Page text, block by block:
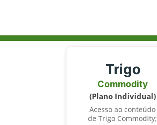
Trigo
Commodity
(Plano Individual)
Acesso ao conteúdo
de Trigo Commodity;